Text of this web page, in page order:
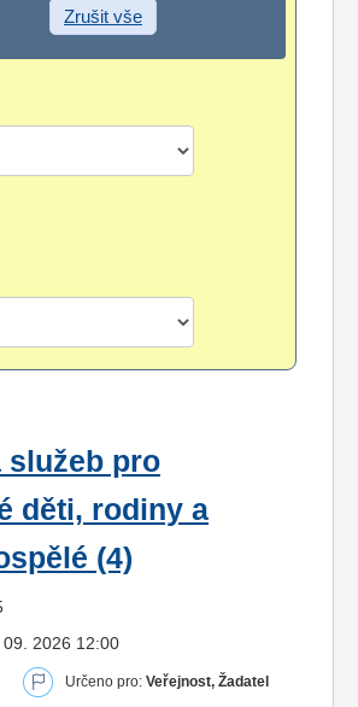
Zrušit vše
služeb pro
děti, rodiny a
(4)
2026 12:00
Určeno pro: Veřejnost, Žadatel